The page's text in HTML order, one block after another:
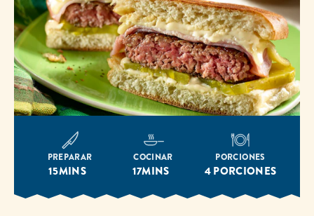
PREPARAR
15MINS
COCINAR
17MINS
PORCIONES
4 PORCIONES